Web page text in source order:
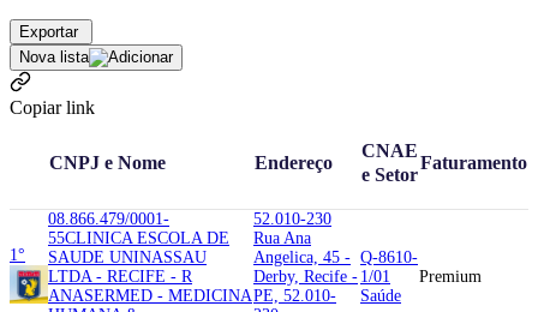
Exportar
Nova lista
Copiar link
CNPJ e Nome Endereço
CNAE
e Setor
Faturamento
1°
08.866.479/0001-
55CLINICA ESCOLA DE
SAUDE UNINASSAU
LTDA - RECIFE - R
ANASERMED - MEDICINA
52.010-230
Rua Ana
Angelica, 45 -
Derby, Recife -
PE, 52.010-
Q-8610-
1/01
Saúde
Premium